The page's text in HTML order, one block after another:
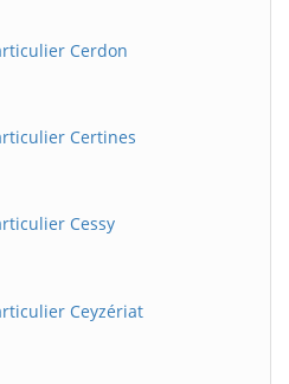
Cerdon
Certines
Cessy
Ceyzériat